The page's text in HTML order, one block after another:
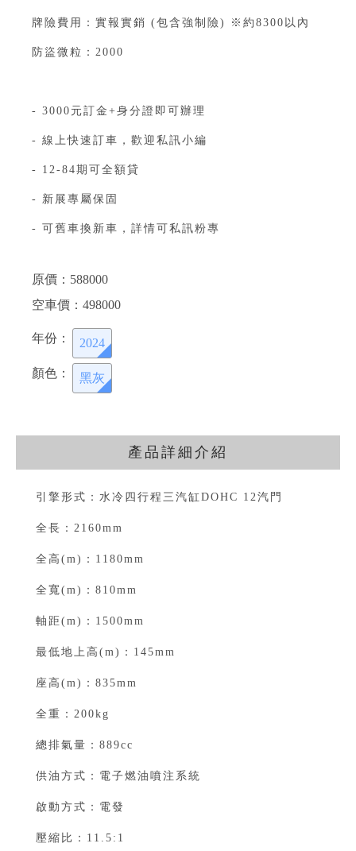
牌險費用：實報實銷 (包含強制險) ※約8300以內⁣
防盜微粒：2000
- 3000元訂金+身分證即可辦理⁣⁣⁣⁣⁣⁣⁣⁣⁣⁣⁣⁣⁣⁣⁣⁣⁣⁣⁣⁣
- 線上快速訂車，歡迎私訊小編⁣⁣⁣⁣⁣⁣⁣⁣⁣⁣⁣⁣⁣⁣⁣⁣⁣⁣⁣⁣
- 12-84期可全額貸⁣⁣⁣⁣⁣⁣⁣⁣⁣⁣
- 新展專屬保固⁣
- 可舊車換新車，詳情可私訊粉專⁣⁣⁣⁣
原價： 588000
空車價： 498000
年份： 2024
顏色： 黑灰
產品詳細介紹
引擎形式：水冷四行程三汽缸DOHC 12汽門⁣⁣
全長：2160mm⁣⁣
全高(m)：1180mm⁣⁣
全寬(m)：810mm⁣⁣
軸距(m)：1500mm⁣⁣
最低地上高(m)：145mm⁣⁣
座高(m)：835mm⁣⁣
全重：200kg⁣⁣
總排氣量：889cc⁣⁣
供油方式：電子燃油噴注系統⁣⁣
啟動方式：電發⁣⁣
壓縮比：11.5:1⁣⁣